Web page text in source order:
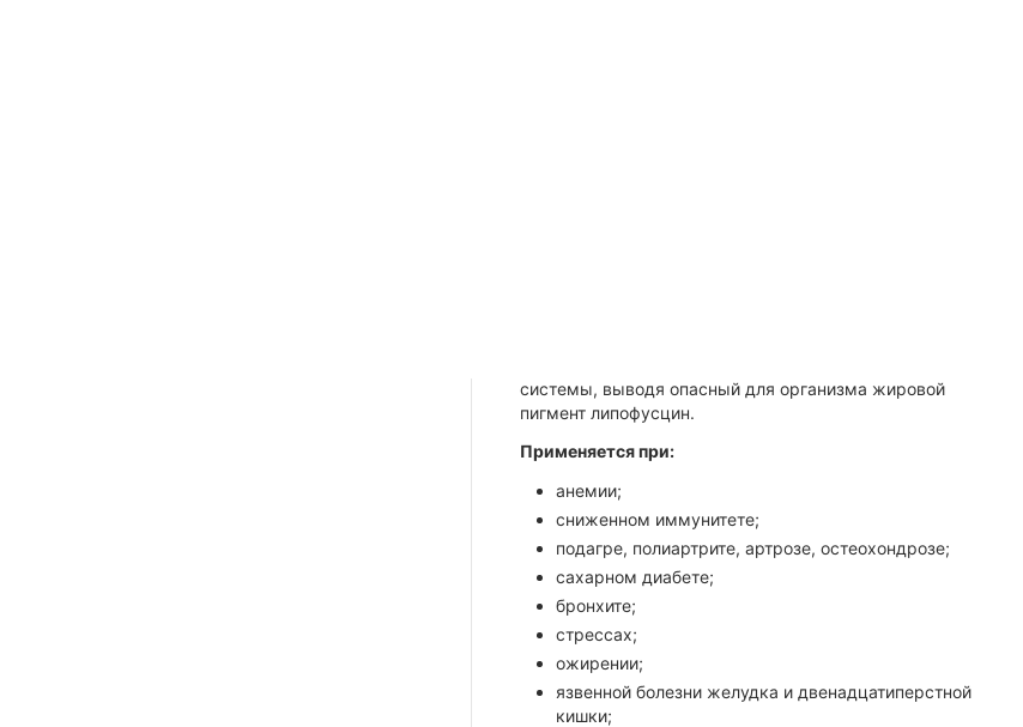
системы, выводя опасный для организма жировой
пигмент липофусцин.
Применяется при:
анемии;
сниженном иммунитете;
подагре, полиартрите, артрозе, остеохондрозе;
сахарном диабете;
бронхите;
стрессах;
ожирении;
язвенной болезни желудка и двенадцатиперстной
кишки;